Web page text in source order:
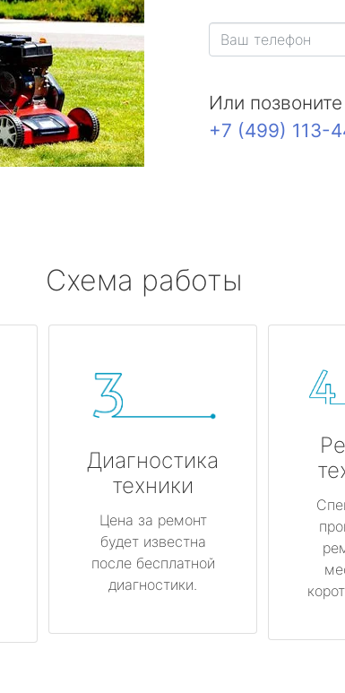
Или
+7 (499) 113-
Схема работы
Диагностика
техники
Цена за ремонт
будет известна
после бесплатной
диагностики.